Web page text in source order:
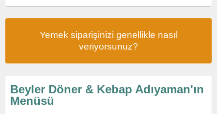
Yemek siparişinizi genellikle nasıl
veriyorsunuz?
Beyler Döner & Kebap Adıyaman'ın
Menüsü